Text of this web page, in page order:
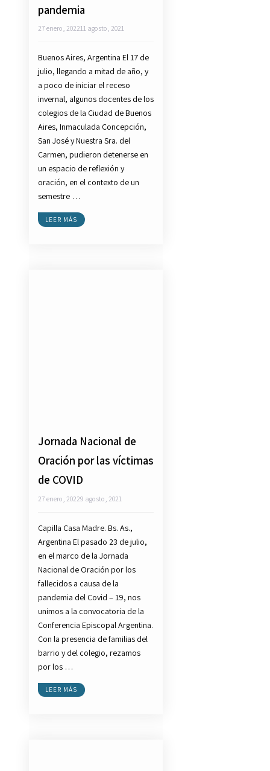
pandemia
27 enero, 202211 agosto, 2021
Buenos Aires, Argentina El 17 de
julio, llegando a mitad de año, y
a poco de iniciar el receso
invernal, algunos docentes de los
colegios de la Ciudad de Buenos
Aires, Inmaculada Concepción,
San José y Nuestra Sra. del
Carmen, pudieron detenerse en
un espacio de reflexión y
oración, en el contexto de un
semestre …
LEER MÁS
Jornada Nacional de
Oración por las víctimas
de COVID
27 enero, 20229 agosto, 2021
Capilla Casa Madre. Bs. As.,
Argentina El pasado 23 de julio,
en el marco de la Jornada
Nacional de Oración por los
fallecidos a causa de la
pandemia del Covid – 19, nos
unimos a la convocatoria de la
Conferencia Episcopal Argentina.
Con la presencia de familias del
barrio y del colegio, rezamos
por los …
LEER MÁS